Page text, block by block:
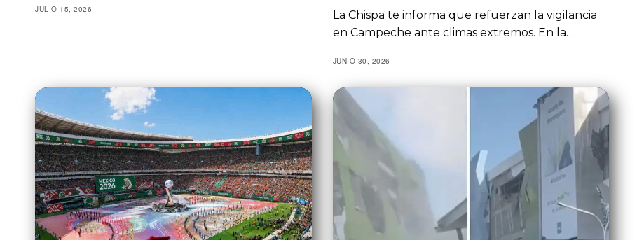
JULIO 15, 2026
La Chispa te informa que refuerzan la vigilancia
en Campeche ante climas extremos. En la…
JUNIO 30, 2026